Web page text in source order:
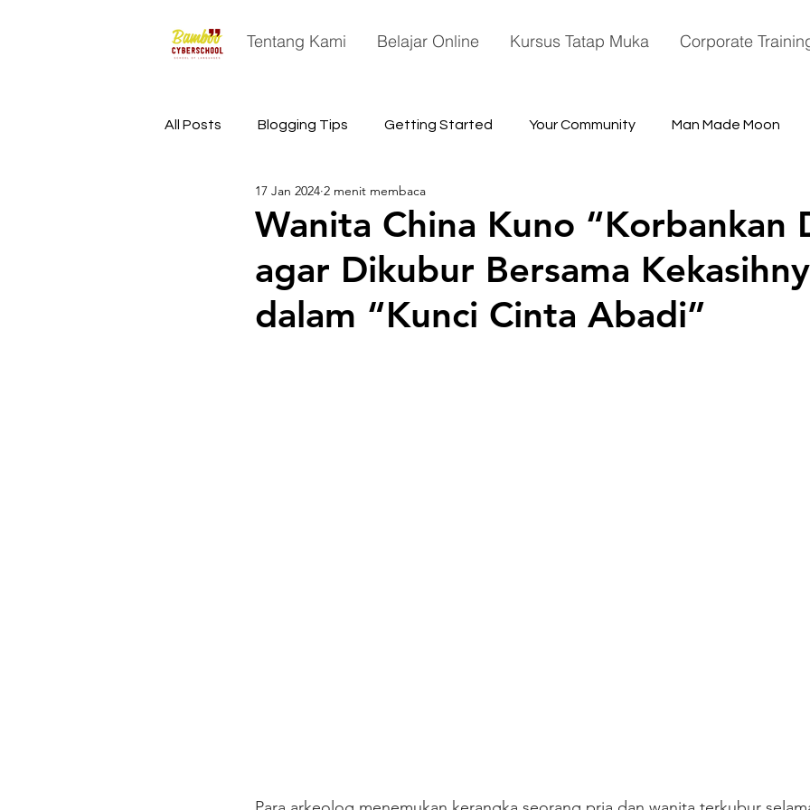
Tentang Kami Belajar Online Kursus Tatap Muka Corporate
All Posts Blogging Tips Getting Started Your Community Man Made Moon
Astronomy Space
Wanita China Kuno “Korbankan
agar Dikubur Bersama
dalam “Kunci Cinta Abadi”
17 Jan 2024 2 menit membaca